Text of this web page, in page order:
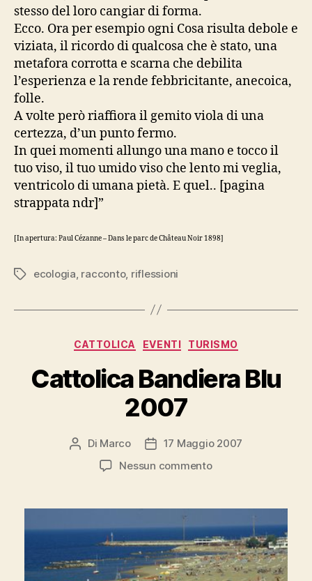
stesso del loro cangiar di forma.
Ecco. Ora per esempio ogni Cosa risulta debole e
viziata, il ricordo di qualcosa che è stato, una
metafora corrotta e scarna che debilita
l’esperienza e la rende febbricitante, anecoica,
folle.
A volte però riaffiora il gemito viola di una
certezza, d’un punto fermo.
In quei momenti allungo una mano e tocco il
tuo viso, il tuo umido viso che lento mi veglia,
ventricolo di umana pietà. E quel.. [pagina
strappata ndr]”
[In apertura: Paul Cézanne – Dans le parc de Château Noir 1898]
Tag ecologia racconto, riflessioni
Categorie
CATTOLICA EVENTI TURISMO
Cattolica Bandiera Blu
2007
Autore
articolo
Di Marco
Data
dell'articolo
17 Maggio 2007
Nessun commentosu
Blu
2007